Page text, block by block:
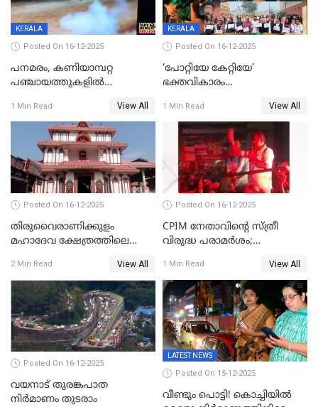
KERALA
Posted On 16-12-2025
പനമരം, കണിയാമ്പറ്റ
പഞ്ചായത്തുകളിൽ
സ്ഥാപനങ്ങൾക്ക് അവധി
1 Min Read View All
KERALA
Posted On 16-12-2025
‘പോറ്റിയേ കേറ്റിയേ’
ഭക്തവികാരം
ഡിജിപിക്ക് പരാതി; ശക്തമായ
നടപടി വേണമെന്നു
സിപിഐഎമ്മും
1 Min Read View All
Posted On 16-12-2025
തിരുവൈരാണിക്കുളം
മഹാദേവ ക്ഷേത്രത്തിലെ
ജനുവരി 2 ന് തുടക്കമാകും
2 Min Read View All
Posted On 16-12-2025
CPIM നേതാവിൻ്റെ സ്ത്രീ
വിരുദ്ധ പരാമർശം;
1 Min Read View All
Posted On 16-12-2025
വയനാട് തുരങ്കപാത
നിർമാണം തുടരാം
LATEST NEWS
Posted On 15-12-2025
വീണ്ടും പൊട്ടി! കൊച്ചിയിൽ